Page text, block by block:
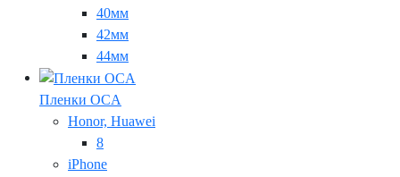
40мм
42мм
44мм
Пленки OCA
Honor, Huawei
8
iPhone